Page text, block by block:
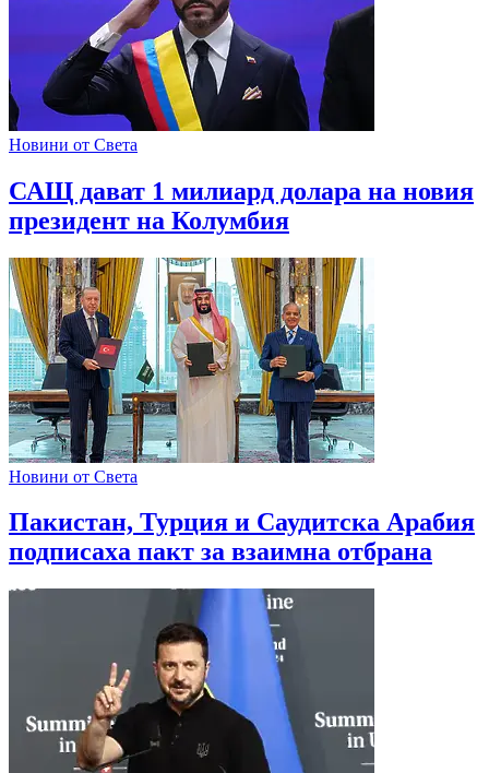
Новини от Света
САЩ дават 1 милиард долара на новия
президент на Колумбия
Новини от Света
Пакистан, Турция и Саудитска Арабия
подписаха пакт за взаимна отбрана